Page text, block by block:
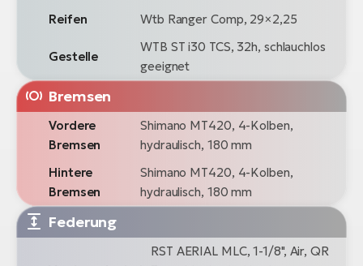
Reifen
Wtb Ranger Comp, 29×2,25
Gestelle
WTB ST i30 TCS, 32h, schlauchlos
geeignet
Bremsen
Vordere
Bremsen
Shimano MT420, 4-Kolben,
hydraulisch, 180 mm
Hintere
Bremsen
Shimano MT420, 4-Kolben,
hydraulisch, 180 mm
Federung
RST AERIAL MLC, 1-1/8", Air, QR